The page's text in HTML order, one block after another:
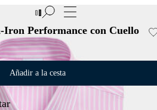
a las Rebajas | Hasta 50%
Iron Performance con Cuello
Añadir a la cesta